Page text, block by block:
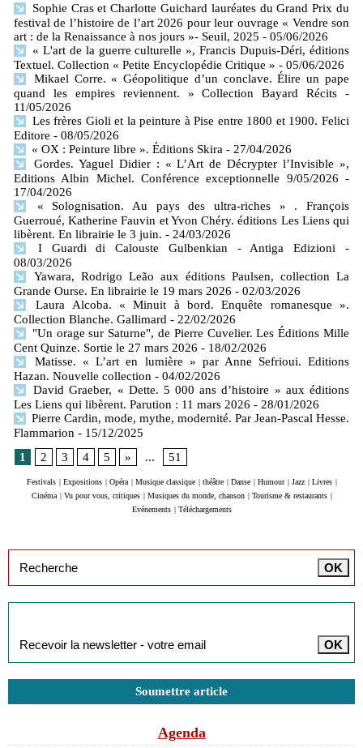
Sophie Cras et Charlotte Guichard lauréates du Grand Prix du
festival de l’histoire de l’art 2026 pour leur ouvrage « Vendre son
art : de la Renaissance à nos jours »- Seuil, 2025 - 05/06/2026
« L'art de la guerre culturelle », Francis Dupuis-Déri, éditions
Textuel. Collection « Petite Encyclopédie Critique » - 05/06/2026
Mikael Corre. « Géopolitique d’un conclave. Élire un pape
quand les empires reviennent. » Collection Bayard Récits
-
11/05/2026
Les frères Gioli et la peinture à Pise entre 1800 et 1900. Felici
Editore - 08/05/2026
« OX : Peinture libre ». Éditions Skira - 27/04/2026
Gordes. Yaguel Didier : « L’Art de Décrypter l’Invisible »,
Editions Albin Michel. Conférence exceptionnelle 9/05/2026 -
17/04/2026
« Solognisation. Au pays des ultra-riches » . François
Guerroué, Katherine Fauvin et Yvon Chéry. éditions Les Liens qui
libèrent. En librairie le 3 juin. - 24/03/2026
I Guardi di Calouste Gulbenkian - Antiga Edizioni
-
08/03/2026
Yawara, Rodrigo Leão aux éditions Paulsen, collection La
Grande Ourse. En librairie le 19 mars 2026 - 02/03/2026
Laura Alcoba. « Minuit à bord. Enquête romanesque ».
Collection Blanche. Gallimard - 22/02/2026
"Un orage sur Saturne", de Pierre Cuvelier. Les Éditions Mille
Cent Quinze. Sortie le 27 mars 2026 - 18/02/2026
Matisse. « L’art en lumière » par Anne Sefrioui. Editions
Hazan. Nouvelle collection - 04/02/2026
David Graeber, « Dette. 5 000 ans d’histoire » aux éditions
Les Liens qui libèrent. Parution : 11 mars 2026 - 28/01/2026
Pierre Cardin, mode, mythe, modernité. Par Jean-Pascal Hesse.
Flammarion - 15/12/2025
1
2 3 4 5 » ... 51
Festivals Expositions Opéra Musique classique théâtre Danse Humour Jazz Livres
Cinéma
Vu pour vous, critiques Musiques du monde, chanson Tourisme & restaurants
Evénements
Téléchargements
Soumettre article
Agenda